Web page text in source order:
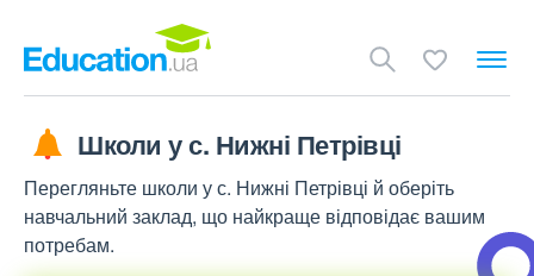
Школи у с. Нижні Петрівці
Перегляньте школи у с. Нижні Петрівці й оберіть
навчальний заклад, що найкраще відповідає вашим
потребам.